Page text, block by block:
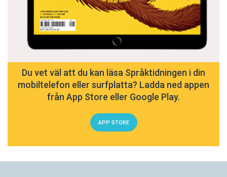
Du vet väl att du kan läsa Språktidningen i din
mobiltelefon eller surfplatta? Ladda ned appen
från App Store eller Google Play.
APP STORE